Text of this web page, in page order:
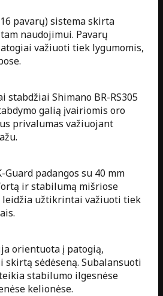
pavarų) sistema skirta
naudojimui. Pavarų
važiuoti tiek lygumomis,
Shimano BR-RS305
galią įvairiomis oro
privalumas važiuojant
Guard padangos su 40 mm
ir stabilumą mišriose
leidžia užtikrintai važiuoti tiek
orientuota į patogią,
skirtą sėdėseną. Subalansuoti
stabilumo ilgesnėse
kelionėse.